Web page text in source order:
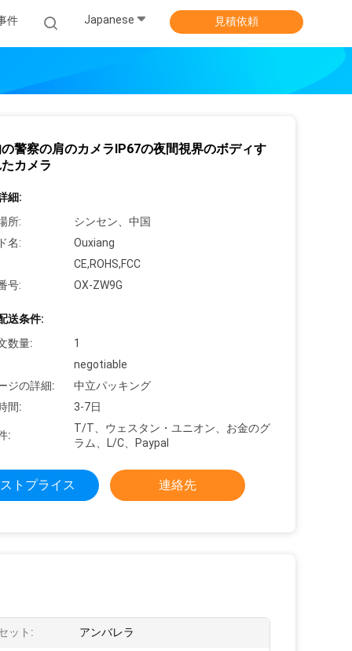
件 Japanese 見積依頼
警察の肩のカメラIP67の夜間視界のボディす
カメラ
細:
所:
シンセン、中国
名:
Ouxiang
CE,ROHS,FCC
号:
OX-ZW9G
送条件:
数量:
1
negotiable
ジの詳細:
中立パッキング
間:
3-7日
:
T/T、ウェスタン・ユニオン、お金のグ
ラム、L/C、Paypal
トプライス 連絡先
ット: アンバレラ